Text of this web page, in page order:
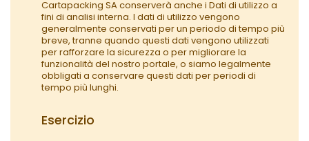
Cartapacking SA conserverà anche i Dati di utilizzo a
fini di analisi interna. I dati di utilizzo vengono
generalmente conservati per un periodo di tempo più
breve, tranne quando questi dati vengono utilizzati
per rafforzare la sicurezza o per migliorare la
funzionalità del nostro portale, o siamo legalmente
obbligati a conservare questi dati per periodi di
tempo più lunghi.
Esercizio